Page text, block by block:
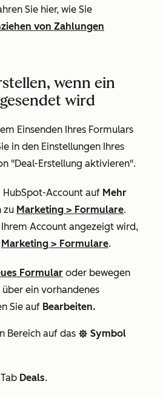
Sie hier, wie Sie
von Zahlungen
wenn ein
wird
Einsenden Ihres Formulars
in den Einstellungen Ihres
"Deal-Erstellung aktivieren".
HubSpot-Account auf Mehr
zu Marketing > Formulare.
Account angezeigt wird,
Marketing > Formulare.
Formular oder bewegen
ein vorhandenes
Sie auf Bearbeiten.
Bereich auf das settings Symbol
Tab Deals.